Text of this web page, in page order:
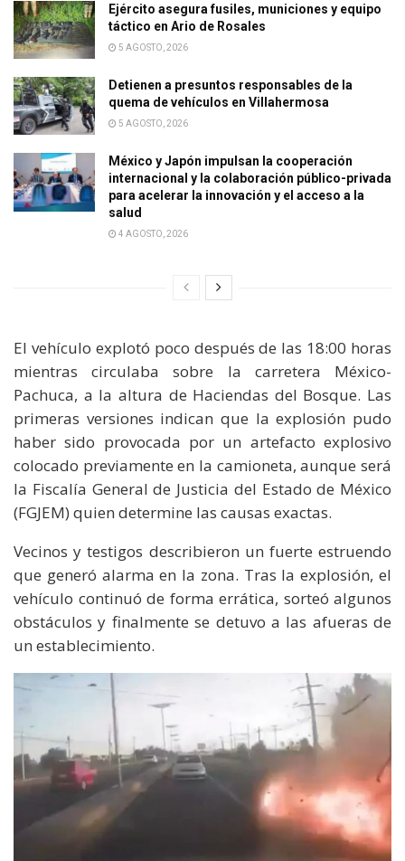
Ejército asegura fusiles, municiones y equipo
táctico en Ario de Rosales
5 AGOSTO, 2026
Detienen a presuntos responsables de la
quema de vehículos en Villahermosa
5 AGOSTO, 2026
México y Japón impulsan la cooperación
internacional y la colaboración público-privada
para acelerar la innovación y el acceso a la
salud
4 AGOSTO, 2026
El vehículo explotó poco después de las 18:00 horas
mientras circulaba sobre la carretera México-
Pachuca, a la altura de Haciendas del Bosque. Las
primeras versiones indican que la explosión pudo
haber sido provocada por un artefacto explosivo
colocado previamente en la camioneta, aunque será
la Fiscalía General de Justicia del Estado de México
(FGJEM) quien determine las causas exactas.
Vecinos y testigos describieron un fuerte estruendo
que generó alarma en la zona. Tras la explosión, el
vehículo continuó de forma errática, sorteó algunos
obstáculos y finalmente se detuvo a las afueras de
un establecimiento.